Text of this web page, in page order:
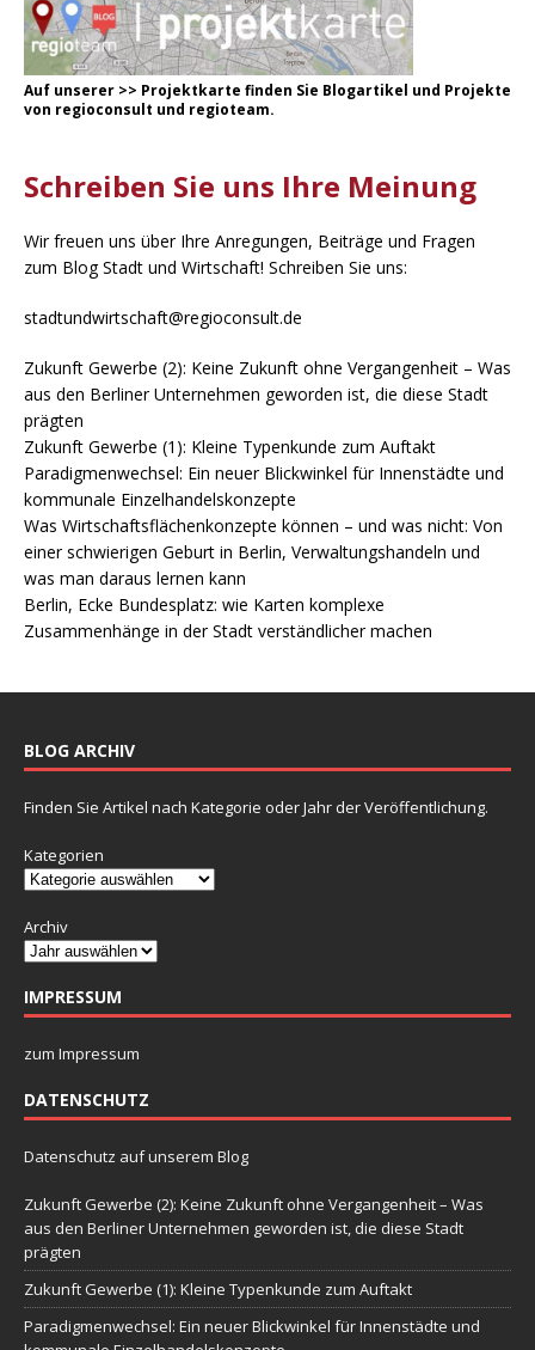
Auf unserer >> Projektkarte finden Sie Blogartikel und Projekte
von regioconsult und regioteam.
Schreiben Sie uns Ihre Meinung
Wir freuen uns über Ihre Anregungen, Beiträge und Fragen
zum Blog Stadt und Wirtschaft! Schreiben Sie uns:
stadtundwirtschaft@regioconsult.de
Zukunft Gewerbe (2): Keine Zukunft ohne Vergangenheit – Was
aus den Berliner Unternehmen geworden ist, die diese Stadt
prägten
Zukunft Gewerbe (1): Kleine Typenkunde zum Auftakt
Paradigmenwechsel: Ein neuer Blickwinkel für Innenstädte und
kommunale Einzelhandelskonzepte
Was Wirtschaftsflächenkonzepte können – und was nicht: Von
einer schwierigen Geburt in Berlin, Verwaltungshandeln und
was man daraus lernen kann
Berlin, Ecke Bundesplatz: wie Karten komplexe
Zusammenhänge in der Stadt verständlicher machen
BLOG ARCHIV
Finden Sie Artikel nach Kategorie oder Jahr der Veröffentlichung.
Kategorien
Archiv
IMPRESSUM
zum Impressum
DATENSCHUTZ
Datenschutz auf unserem Blog
Zukunft Gewerbe (2): Keine Zukunft ohne Vergangenheit – Was
aus den Berliner Unternehmen geworden ist, die diese Stadt
prägten
Zukunft Gewerbe (1): Kleine Typenkunde zum Auftakt
Paradigmenwechsel: Ein neuer Blickwinkel für Innenstädte und